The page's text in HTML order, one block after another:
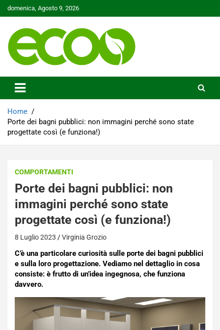
Skip
to
domenica, Agosto 9, 2026
Ecoo.it
Home
Porte dei bagni pubblici: non immagini perché sono state
progettate così (e funziona!)
COMPORTAMENTI
Porte dei bagni pubblici: non
immagini perché sono state
progettate così (e funziona!)
8 Luglio 2023 Virginia Grozio
C’è una particolare curiosità sulle porte dei bagni pubblici
e sulla loro progettazione. Vediamo nel dettaglio in cosa
consiste: è frutto di un’idea ingegnosa, che funziona
davvero.